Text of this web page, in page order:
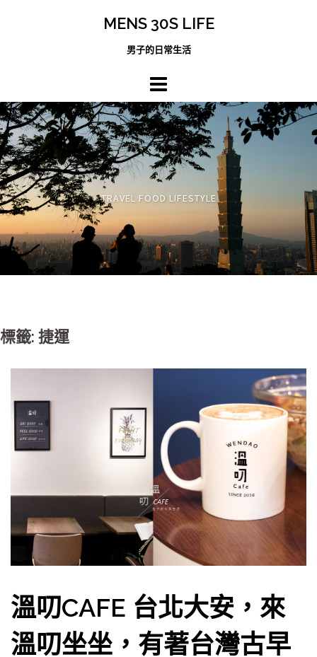
MENS 30S LIFE
男子的日常生活
TRAVEL FOOD LIFESTYLE
標籤: 捷運
溫叨CAFE 台北大安，來
溫叨坐坐，有著台灣古早